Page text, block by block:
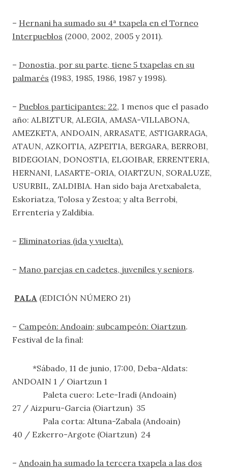
– Hernani ha sumado su 4ª txapela en el Torneo
Interpueblos (2000, 2002, 2005 y 2011).
– Donostia, por su parte, tiene 5 txapelas en su
palmarés (1983, 1985, 1986, 1987 y 1998).
– Pueblos participantes: 22, 1 menos que el pasado
año: ALBIZTUR, ALEGIA, AMASA-VILLABONA,
AMEZKETA, ANDOAIN, ARRASATE, ASTIGARRAGA,
ATAUN, AZKOITIA, AZPEITIA, BERGARA, BERROBI,
BIDEGOIAN, DONOSTIA, ELGOIBAR, ERRENTERIA,
HERNANI, LASARTE-ORIA, OIARTZUN, SORALUZE,
USURBIL, ZALDIBIA. Han sido baja Aretxabaleta,
Eskoriatza, Tolosa y Zestoa; y alta Berrobi,
Errenteria y Zaldibia.
– Eliminatorias (ida y vuelta).
– Mano parejas en cadetes, juveniles y seniors.
PALA (EDICIÓN NÚMERO 21)
– Campeón: Andoain; subcampeón: Oiartzun.
Festival de la final:
*Sábado, 11 de junio, 17:00, Deba-Aldats:
ANDOAIN 1 / Oiartzun 1
Paleta cuero: Lete-Iradi (Andoain)
27 / Aizpuru-Garcia (Oiartzun) 35
Pala corta: Altuna-Zabala (Andoain)
40 / Ezkerro-Argote (Oiartzun) 24
– Andoain ha sumado la tercera txapela a las dos